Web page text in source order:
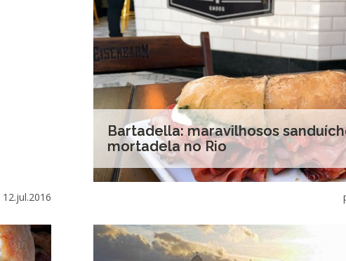
12.jul.2016
Bartadella: maravilhosos
mortadela no Rio